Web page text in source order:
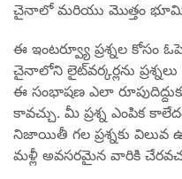
చైనాలో మరియు మొత్తం భూమిపై
ఈ ఇంటర్వ్యూ ప్రశ్నల కోసం
చైనాలోని లైట్‌వర్కర్లను
ఈ సంభాషణ ఎలా
కావచ్చు. మీ ప్రశ్న ఎంపిక
నిజాయితీ గల ప్రశ్నకు విలువ
మళ్లీ అవసరమైన వారికి